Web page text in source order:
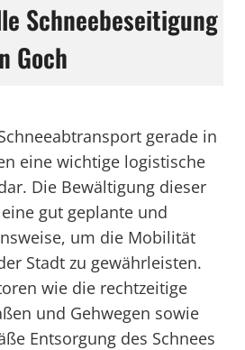
Schneebeseitigung
Goch
gerade in
eine wichtige logistische
Die Bewältigung dieser
gut geplante und
um die Mobilität
Stadt zu gewährleisten.
wie die rechtzeitige
und Gehwegen sowie
Entsorgung des Schnees